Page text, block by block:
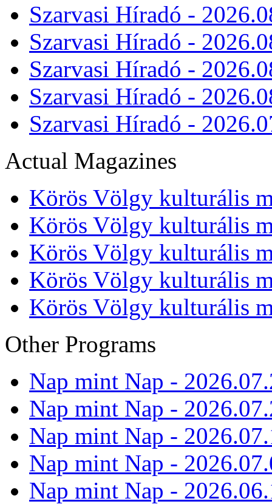
Szarvasi Híradó -
Szarvasi Híradó -
Szarvasi Híradó -
Szarvasi Híradó -
Szarvasi Híradó -
Actual Magazines
Körös Völgy kulturális
Körös Völgy kulturális
Körös Völgy kulturális
Körös Völgy kulturális
Körös Völgy kulturális
Other Programs
Nap mint Nap -
Nap mint Nap -
Nap mint Nap -
Nap mint Nap -
Nap mint Nap -